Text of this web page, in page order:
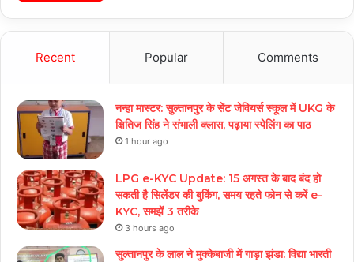
Recent Popular Comments
नन्हा मास्टर: सुल्तानपुर के सेंट जेवियर्स स्कूल में UKG के
क्षितिज सिंह ने संभाली क्लास, पढ़ाया स्पेलिंग का पाठ
1 hour ago
LPG e-KYC Update: 15 अगस्त के बाद बंद हो
सकती है सिलेंडर की बुकिंग, समय रहते फोन से करें e-
KYC, समझें 3 तरीके
3 hours ago
सुल्तानपुर के लाल ने मुक्केबाजी में गाड़ा झंडा: विद्या भारती